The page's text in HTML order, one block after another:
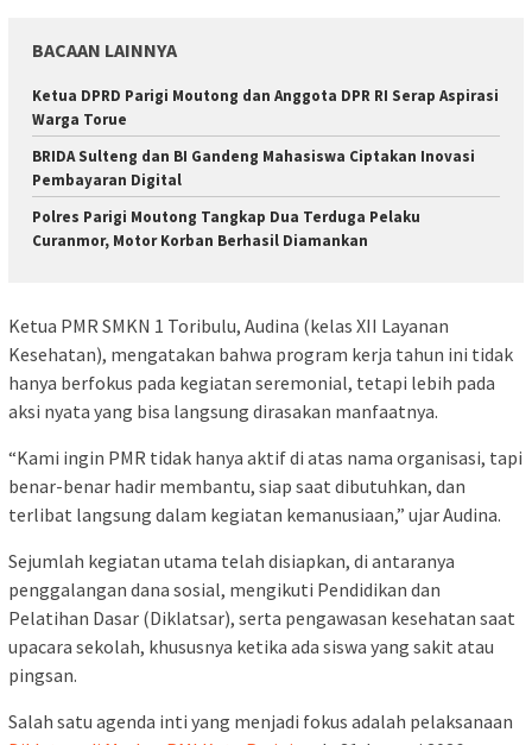
BACAAN LAINNYA
‎Ketua DPRD Parigi Moutong dan Anggota DPR RI Serap Aspirasi
Warga Torue
BRIDA Sulteng dan BI Gandeng Mahasiswa Ciptakan Inovasi
Pembayaran Digital
Polres Parigi Moutong Tangkap Dua Terduga Pelaku
Curanmor, Motor Korban Berhasil Diamankan
Ketua PMR SMKN 1 Toribulu, Audina (kelas XII Layanan
Kesehatan), mengatakan bahwa program kerja tahun ini tidak
hanya berfokus pada kegiatan seremonial, tetapi lebih pada
aksi nyata yang bisa langsung dirasakan manfaatnya.
“Kami ingin PMR tidak hanya aktif di atas nama organisasi, tapi
benar-benar hadir membantu, siap saat dibutuhkan, dan
terlibat langsung dalam kegiatan kemanusiaan,” ujar Audina.
Sejumlah kegiatan utama telah disiapkan, di antaranya
penggalangan dana sosial, mengikuti Pendidikan dan
Pelatihan Dasar (Diklatsar), serta pengawasan kesehatan saat
upacara sekolah, khususnya ketika ada siswa yang sakit atau
pingsan.
Salah satu agenda inti yang menjadi fokus adalah pelaksanaan